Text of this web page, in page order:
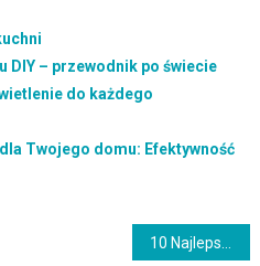
DIY – przewodnik po świecie
do każdego
Twojego domu: Efektywność